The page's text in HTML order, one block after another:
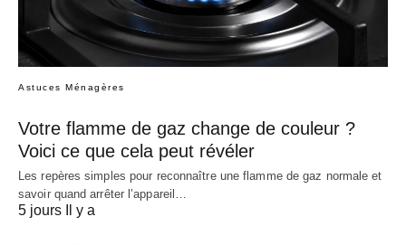
Astuces Ménagères
Votre flamme de gaz change de couleur ?
Voici ce que cela peut révéler
Les repères simples pour reconnaître une flamme de gaz normale et
savoir quand arrêter l’appareil…
5 jours Il y a